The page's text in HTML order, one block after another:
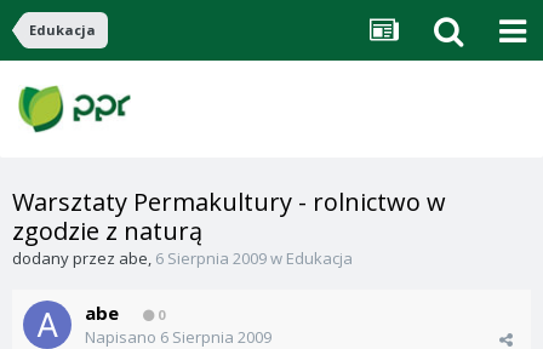
Edukacja
Warsztaty Permakultury - rolnictwo w
zgodzie z naturą
dodany przez abe, 6 Sierpnia 2009w Edukacja
abe 0
Napisano 6 Sierpnia 2009